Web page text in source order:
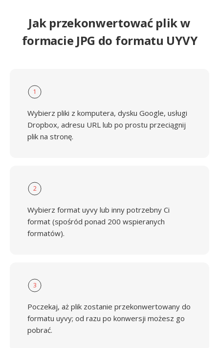
Jak przekonwertować plik w
formacie JPG do formatu UYVY
1
Wybierz pliki z komputera, dysku Google, usługi
Dropbox, adresu URL lub po prostu przeciągnij
plik na stronę.
2
Wybierz format uyvy lub inny potrzebny Ci
format (spośród ponad 200 wspieranych
formatów).
3
Poczekaj, aż plik zostanie przekonwertowany do
formatu uyvy; od razu po konwersji możesz go
pobrać.